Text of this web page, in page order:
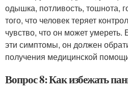
одышка, потливость, тошнота,
того, что человек теряет
чувство, что он может
эти симптомы, он должен
получения медицинской
Вопрос 8: Как избежать